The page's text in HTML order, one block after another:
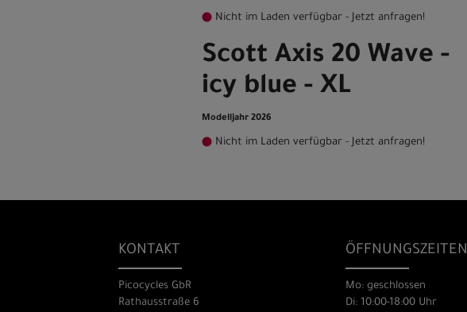
Nicht im Laden verfügbar - Jetzt anfragen!
Scott Axis 20 Wave -
icy blue - XL
Modelljahr 2026
Nicht im Laden verfügbar - Jetzt anfragen!
KONTAKT
Picocycles GbR
Rathausstraße 6
ÖFFNUNGSZEITEN
Mo: geschlossen
Di: 10:00-18:00 Uhr